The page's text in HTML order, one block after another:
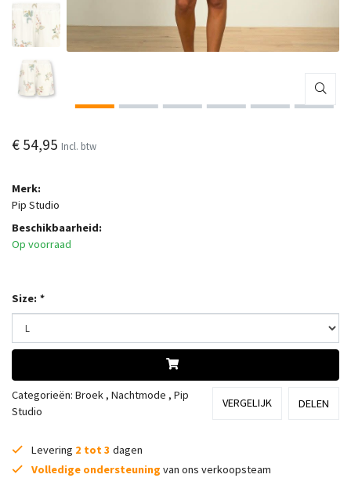
€ 54,95 Incl. btw
Merk:
Pip Studio
Beschikbaarheid:
Op voorraad
Size: *
Categorieën: Broek , Nachtmode , Pip
Studio
VERGELIJK DELEN
Levering 2 tot 3 dagen
Volledige ondersteuning van ons verkoopsteam